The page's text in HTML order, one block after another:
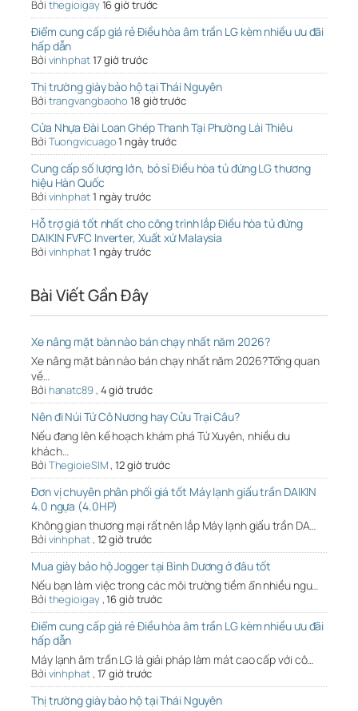
Bởi thegioigay16 giờ trước
Điểm cung cấp giá rẻ Điều hòa âm trần LG kèm nhiều ưu đãi
hấp dẫn
Bởi vinhphat17 giờ trước
Thị trường giày bảo hộ tại Thái Nguyên
Bởi trangvangbaoho 18 giờ trước
Cửa Nhựa Đài Loan Ghép Thanh Tại Phường Lái Thiêu
Bởi Tuongvicuago1 ngày trước
Cung cấp số lượng lớn, bỏ sỉ Điều hòa tủ đứng LG thương
hiệu Hàn Quốc
Bởi vinhphat1 ngày trước
Hỗ trợ giá tốt nhất cho công trình lắp Điều hòa tủ đứng
DAIKIN FVFC Inverter, Xuất xứ Malaysia
Bởi vinhphat1 ngày trước
Bài Viết Gần Đây
Xe nâng mặt bàn nào bán chạy nhất năm 2026?
Xe nâng mặt bàn nào bán chạy nhất năm 2026?Tổng quan
về…
Bởi hanatc89, 4 giờ trước
Nên đi Núi Tứ Cô Nương hay Cửu Trại Câu?
Nếu đang lên kế hoạch khám phá Tứ Xuyên, nhiều du
khách…
Bởi ThegioieSIM,12 giờ trước
Đơn vị chuyên phân phối giá tốt Máy lạnh giấu trần DAIKIN
4.0 ngựa (4.0HP)
Không gian thương mại rất nên lắp Máy lạnh giấu trần DA…
Bởi vinhphat, 12 giờ trước
Mua giày bảo hộ Jogger tại Bình Dương ở đâu tốt
Nếu bạn làm việc trong các môi trường tiềm ẩn nhiều ngu…
Bởi thegioigay,16 giờ trước
Điểm cung cấp giá rẻ Điều hòa âm trần LG kèm nhiều ưu đãi
hấp dẫn
Máy lạnh âm trần LG là giải pháp làm mát cao cấp với cô…
Bởi vinhphat, 17 giờ trước
Thị trường giày bảo hộ tại Thái Nguyên